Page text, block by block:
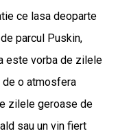
ce lasa deoparte
parcul Puskin,
este vorba de zilele
de o atmosfera
zilele geroase de
sau un vin fiert